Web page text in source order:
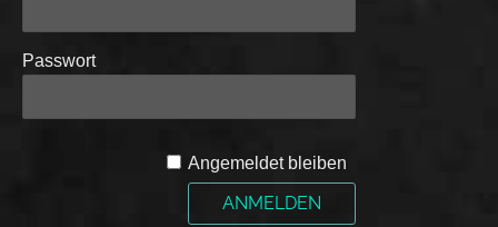
Passwort
Angemeldet bleiben